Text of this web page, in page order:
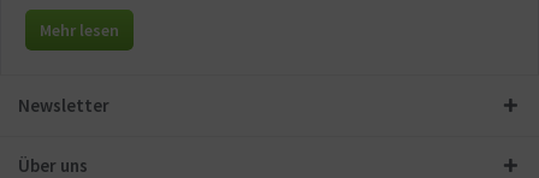
Mehr lesen
Newsletter
Über uns